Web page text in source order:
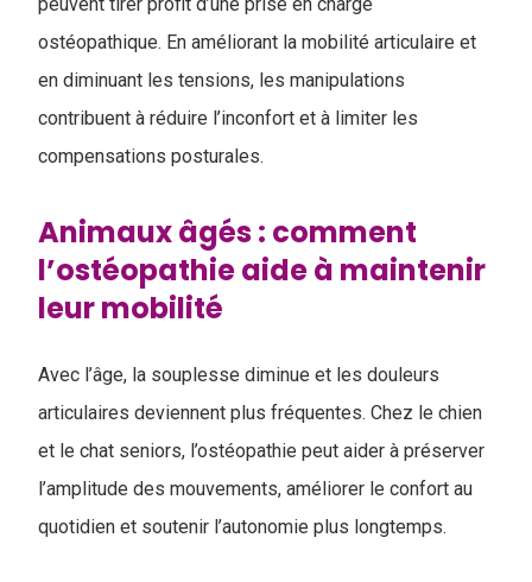
peuvent tirer profit d’une prise en charge
ostéopathique. En améliorant la mobilité articulaire et
en diminuant les tensions, les manipulations
contribuent à réduire l’inconfort et à limiter les
compensations posturales.
Animaux âgés : comment
l’ostéopathie aide à maintenir
leur mobilité
Avec l’âge, la souplesse diminue et les douleurs
articulaires deviennent plus fréquentes. Chez le chien
et le chat seniors, l’ostéopathie peut aider à préserver
l’amplitude des mouvements, améliorer le confort au
quotidien et soutenir l’autonomie plus longtemps.